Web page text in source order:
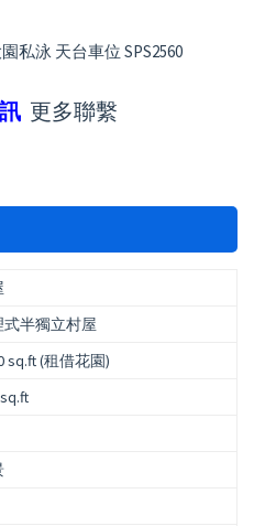
私泳 天台車位 SPS2560
更多聯繫
式半獨立村屋
sq.ft (租借花園)